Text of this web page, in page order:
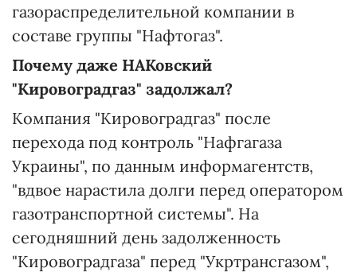
газораспределительной компании в
составе группы "Нафтогаз".
Почему даже НАКовский
"Кировоградгаз" задолжал?
Компания "Кировоградгаз" после
перехода под контроль "Нафгагаза
Украины", по данным информагентств,
"вдвое нарастила долги перед оператором
газотранспортной системы". На
сегодняшний день задолженность
"Кировоградгаза" перед "Укртрансгазом",